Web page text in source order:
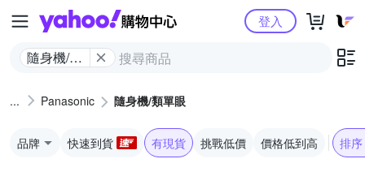
Yahoo購物中心
隨身機/類
登入
Panasonic 隨身機/類單眼
品牌 快速到貨 有現貨 挑戰低價 價格低到高 排序